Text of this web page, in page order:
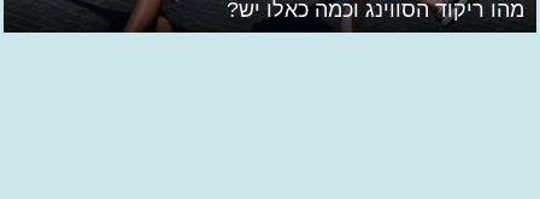
מהו ריקוד הסווינג וכמה כאלו יש?